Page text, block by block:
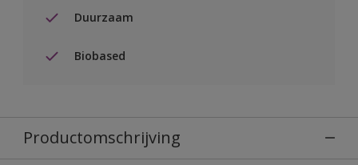
Duurzaam
Biobased
Productomschrijving